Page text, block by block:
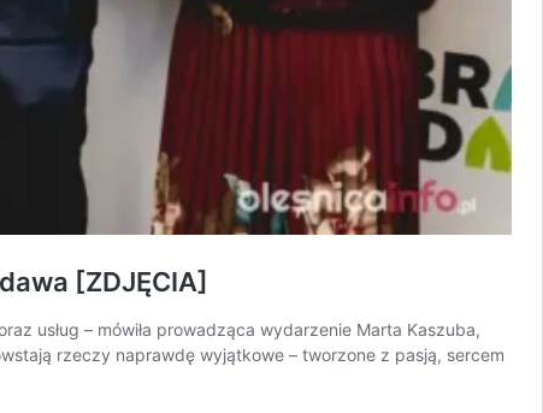
[ZDJĘCIA]
usług – mówiła prowadząca wydarzenie Marta Kaszuba,
rzeczy naprawdę wyjątkowe – tworzone z pasją, sercem